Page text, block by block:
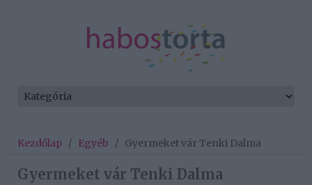
Kezdőlap / Egyéb / Gyermeket vár Tenki Dalma
Gyermeket vár Tenki Dalma